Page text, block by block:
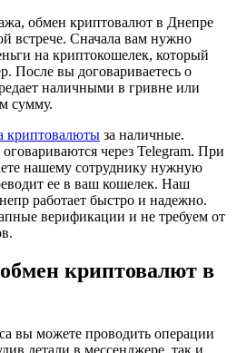
обмен криптовалют в Днепре
встрече. Сначала вам нужно
на криптокошелек, который
После вы договариваетесь о
наличными в гривне или
сумму.
криптовалюты за наличные.
через Telegram. При
нашему сотруднику нужную
ее в ваш кошелек. Наш
работает быстро и надежно.
верификации и не требуем от
криптовалют в
вы можете проводить операции